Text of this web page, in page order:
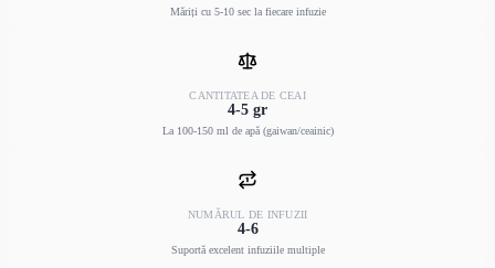
Măriți cu 5-10 sec la fiecare infuzie
CANTITATEA DE CEAI
4-5 gr
La 100-150 ml de apă (gaiwan/ceainic)
NUMĂRUL DE INFUZII
4-6
Suportă excelent infuziile multiple